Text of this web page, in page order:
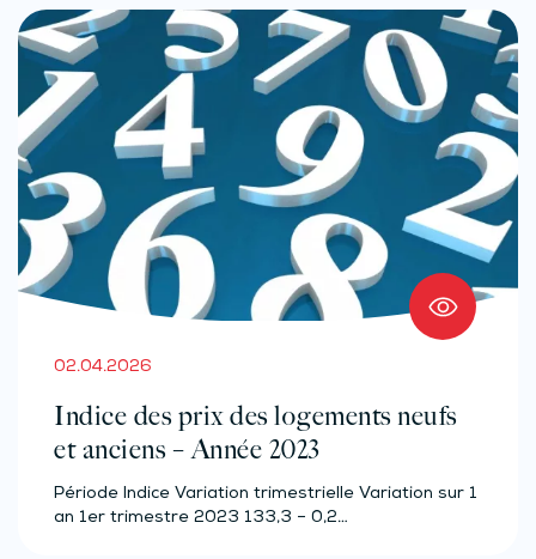
02.04.2026
Indice des prix des logements neufs
et anciens – Année 2023
Période Indice Variation trimestrielle Variation sur 1
an 1er trimestre 2023 133,3 – 0,2…